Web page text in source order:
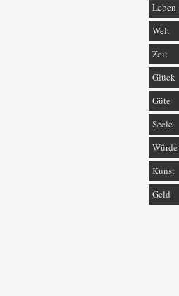
Leben
Welt
Zeit
Glück
Güte
Seele
Würde
Kunst
Geld